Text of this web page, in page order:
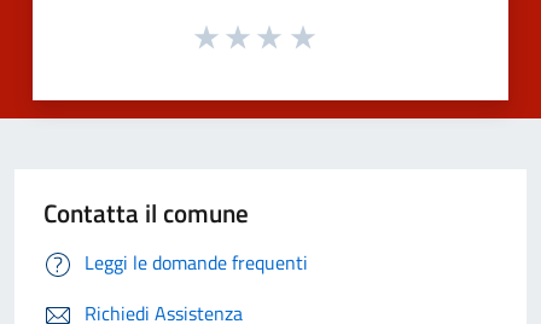
Contatta il comune
Leggi le domande frequenti
Richiedi Assistenza